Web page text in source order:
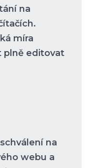
na
míra
plně editovat
na
webu a